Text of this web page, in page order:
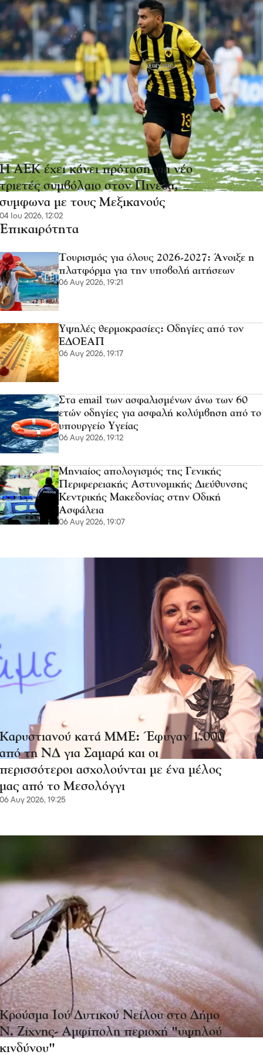
Η ΑΕΚ έχει κάνει πρόταση για νέο
τριετές συμβόλαιο στον Πινέδα,
συμφωνα με τους Μεξικανούς
04 Ιου 2026, 12:02
Επικαιρότητα
Τουρισμός για όλους 2026-2027: Άνοιξε η
πλατφόρμα για την υποβολή αιτήσεων
06 Αυγ 2026, 19:21
Υψηλές θερμοκρασίες: Οδηγίες από τον
ΕΔΟΕΑΠ
06 Αυγ 2026, 19:17
Στα email των ασφαλισμένων άνω των 60
ετών οδηγίες για ασφαλή κολύμβηση από το
υπουργείο Υγείας
06 Αυγ 2026, 19:12
Μηνιαίος απολογισμός της Γενικής
Περιφερειακής Αστυνομικής Διεύθυνσης
Κεντρικής Μακεδονίας στην Οδική
Ασφάλεια
06 Αυγ 2026, 19:07
Καρυστιανού κατά ΜΜΕ: Έφυγαν 1.000
από τη ΝΔ για Σαμαρά και οι
περισσότεροι ασχολούνται με ένα μέλος
μας από το Μεσολόγγι
06 Αυγ 2026, 19:25
Κρούσμα Ιού Δυτικού Νείλου στο Δήμο
Ν. Ζίχνης- Αμφίπολη περιοχή "υψηλού
κινδύνου"